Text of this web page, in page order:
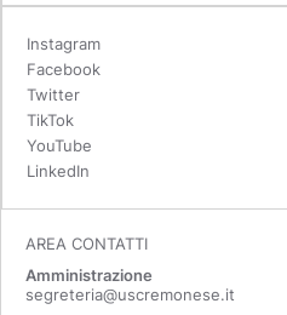
Instagram
Facebook
Twitter
TikTok
YouTube
LinkedIn
AREA CONTATTI
Amministrazione
segreteria@uscremonese.it